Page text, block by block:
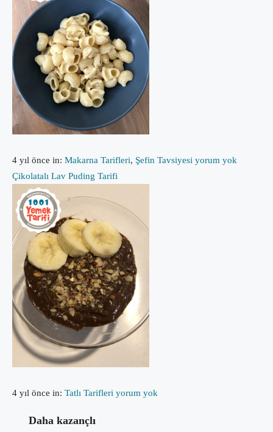
4 yıl önce in: Makarna Tarifleri, Şefin Tavsiyesi yorum yok
Çikolatalı Lav Puding Tarifi
4 yıl önce in: Tatlı Tarifleri yorum yok
Daha kazançlı